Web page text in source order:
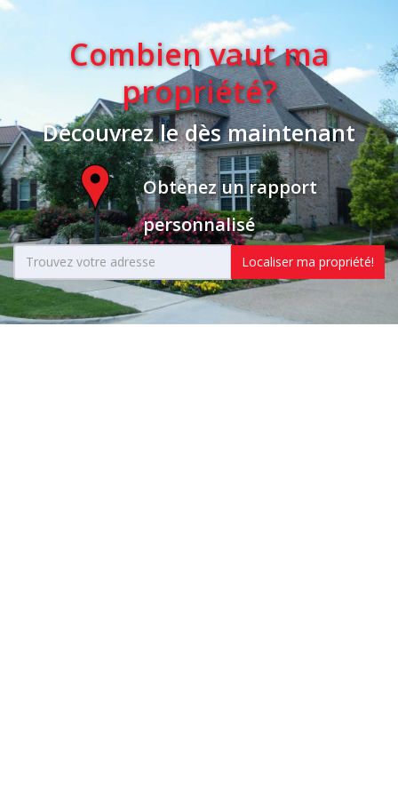
Combien vaut ma
propriété?
Découvrez le dès maintenant
Obtenez un rapport
personnalisé
Localiser ma propriété!